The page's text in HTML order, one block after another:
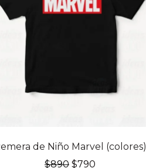
de Niño Marvel (colores)
$890 El
$790